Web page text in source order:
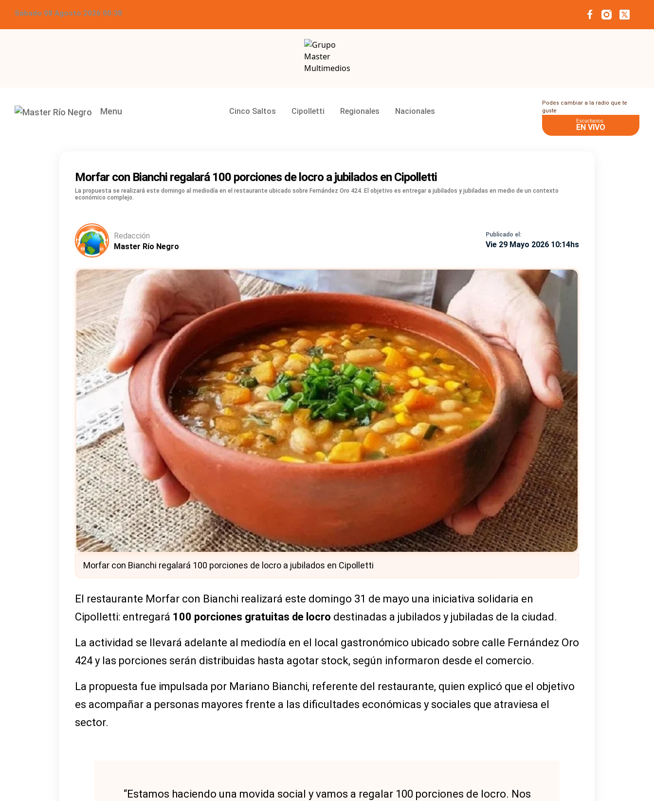
Sábado 08 Agosto 2026 00:38
Grupo Master Multimedios
Menu Cinco Saltos Cipolletti Regionales Nacionales
Podes cambiar a la radio que te
guste
Escuchanos
EN VIVO
Morfar con Bianchi regalará 100 porciones de locro a jubilados en Cipolletti
La propuesta se realizará este domingo al mediodía en el restaurante ubicado sobre Fernández Oro 424. El objetivo es entregar a jubilados y jubiladas en medio de un contexto
económico complejo.
Redacción
Master Río Negro
Publicado el:
Vie 29 Mayo 2026 10:14hs
Morfar con Bianchi regalará 100 porciones de locro a jubilados en Cipolletti
El restaurante Morfar con Bianchi realizará este domingo 31 de mayo una iniciativa solidaria en
Cipolletti: entregará 100 porciones gratuitas de locro destinadas a jubilados y jubiladas de la ciudad.
La actividad se llevará adelante al mediodía en el local gastronómico ubicado sobre calle Fernández Oro
424 y las porciones serán distribuidas hasta agotar stock, según informaron desde el comercio.
La propuesta fue impulsada por Mariano Bianchi, referente del restaurante, quien explicó que el objetivo
es acompañar a personas mayores frente a las dificultades económicas y sociales que atraviesa el
sector.
“Estamos haciendo una movida social y vamos a regalar 100 porciones de locro. Nos